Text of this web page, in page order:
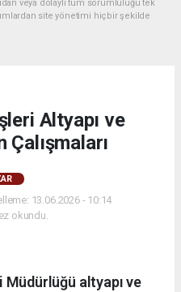
veya dolaylı tüm sorumluluğu tek
site yönetimi hiçbir şekilde
Altyapı ve
13.06.2026 - 10:14
okundu.
altyapı ve